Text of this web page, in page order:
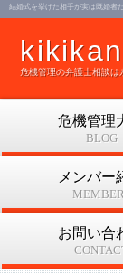
危機管理の弁護士相談
結婚式を挙げた相手が実は既婚者
危機管理
BLOG
メンバー
お問い合